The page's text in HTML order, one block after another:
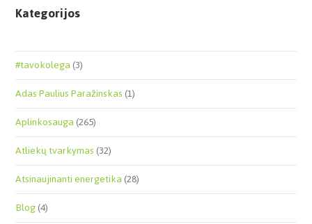
Kategorijos
#tavokolega(3)
Adas Paulius Paražinskas(1)
Aplinkosauga(265)
Atliekų tvarkymas(32)
Atsinaujinanti energetika(28)
Blog(4)